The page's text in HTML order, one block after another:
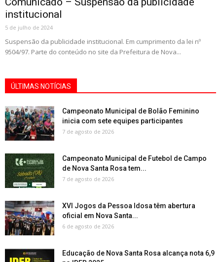
institucional
5 de julho de 2024
Suspensão da publicidade institucional. Em cumprimento da lei nº
9504/97. Parte do conteúdo no site da Prefeitura de Nova...
ÚLTIMAS NOTÍCIAS
Campeonato Municipal de Bolão Feminino
inicia com sete equipes participantes
7 de agosto de 2026
Campeonato Municipal de Futebol de Campo
de Nova Santa Rosa tem...
7 de agosto de 2026
XVI Jogos da Pessoa Idosa têm abertura
oficial em Nova Santa...
6 de agosto de 2026
Educação de Nova Santa Rosa alcança nota 6,9